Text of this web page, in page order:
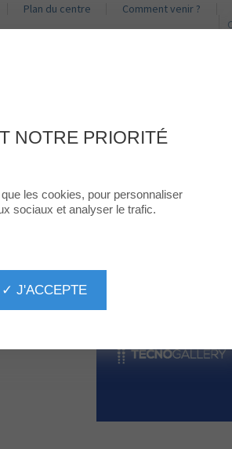
Plan du centre Comment venir ?
NOTRE PRIORITÉ
les cookies, pour personnaliser
sociaux et analyser le trafic.
✓ J'ACCEPTE